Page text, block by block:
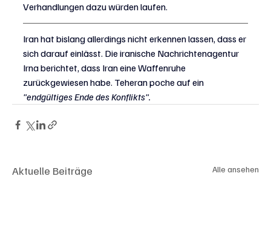
Verhandlungen dazu würden laufen.
Iran hat bislang allerdings nicht erkennen lassen, dass er
sich darauf einlässt. Die iranische Nachrichtenagentur
Irna berichtet, dass Iran eine Waffenruhe
zurückgewiesen habe. Teheran poche auf ein
"endgültiges Ende des Konflikts".
Aktuelle Beiträge Alle ansehen